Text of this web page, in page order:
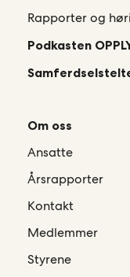
Rapporter og
Podkasten
Om oss
Ansatte
Årsrapporter
Kontakt
Medlemmer
Styrene